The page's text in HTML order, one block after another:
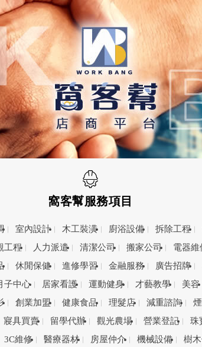
窩客幫服務項目
室內設計 木工裝潢 廚浴設備 拆除工程
工程 人力派遣 清潔公司 搬家公司 電器維
休閒保健 進修學習 金融服務 廣告招牌
子中心 居家看護 運動健身 才藝教學 美容
創業加盟 健康食品 理髮店 減重諮詢
寢具買賣 留學代辦 觀光農場 營業登記 珠
3C維修 醫療器材 房屋仲介 機械設備 樹